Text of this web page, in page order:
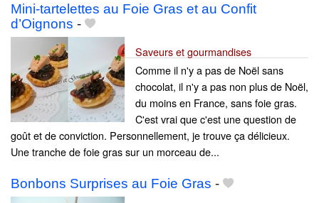
Mini-tartelettes au Foie Gras et au Confit
d’Oignons -
Saveurs et gourmandises
Comme il n'y a pas de Noël sans
chocolat, il n'y a pas non plus de Noël,
du moins en France, sans foie gras.
C'est vrai que c'est une question de
goût et de conviction. Personnellement, je trouve ça délicieux.
Une tranche de foie gras sur un morceau de...
Bonbons Surprises au Foie Gras -